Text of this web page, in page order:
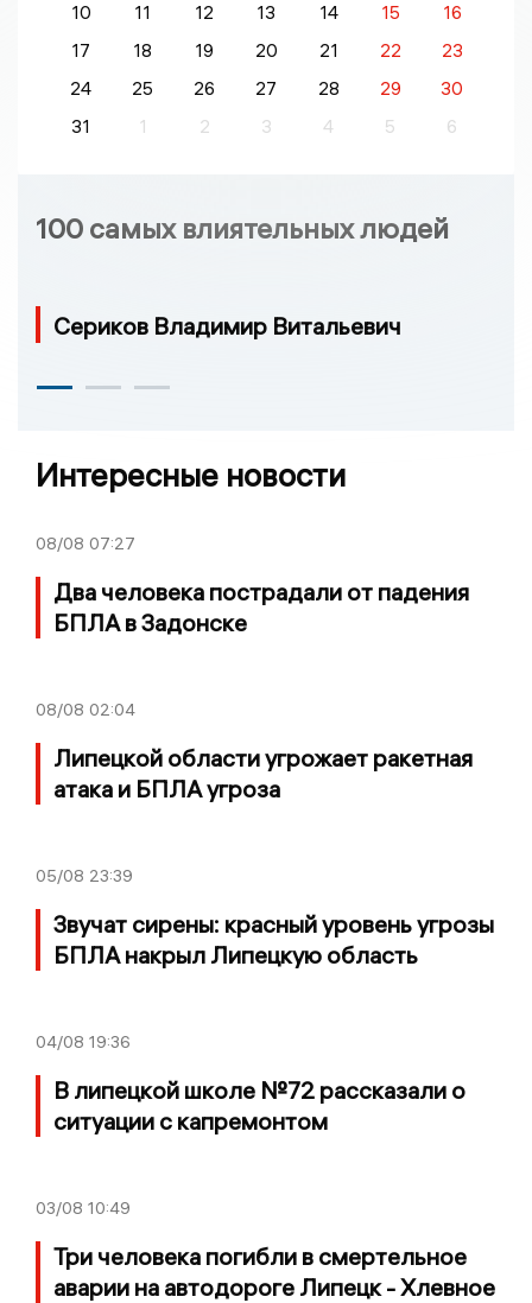
10
11 12 13 14 15
16
17
18 19 20 21 22
23
24
25 26 27 28 29
30
31
1 2 3 4 5 6
100 самых влиятельных людей
Сериков Владимир Витальевич
Интересные новости
08/08 07:27
Два человека пострадали от падения
БПЛА в Задонске
08/08 02:04
Липецкой области угрожает ракетная
атака и БПЛА угроза
05/08 23:39
Звучат сирены: красный уровень угрозы
БПЛА накрыл Липецкую область
04/08 19:36
В липецкой школе №72 рассказали о
ситуации с капремонтом
03/08 10:49
Три человека погибли в смертельное
аварии на автодороге Липецк - Хлевное